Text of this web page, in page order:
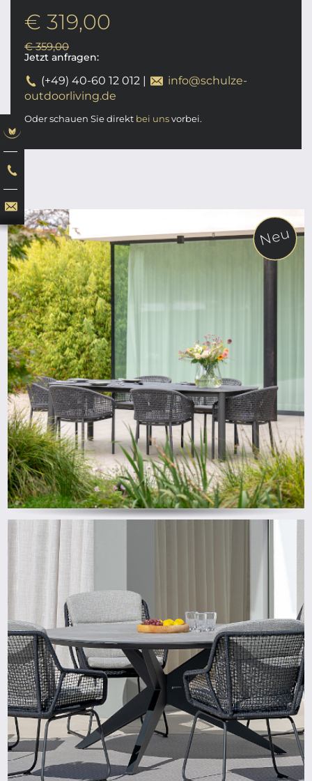
€ 319,00
€ 359,00
Jetzt anfragen:
(+49) 40-60 12 012 |
info@schulze-
outdoorliving.de
Oder schauen Sie direkt bei unsvorbei.
Neu
ab